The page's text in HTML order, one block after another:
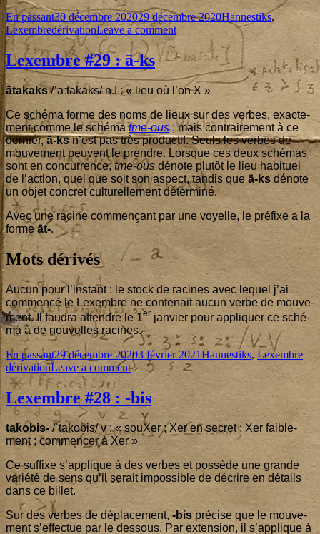
Format
En passantPublished
on
30 décembre 202029 décembre 2020Categories
Hannestiks,
LexembreTags
dérivationLeave a commenton
Lexembre
#30:
Lexembre #29: ā‑ks
āta­kaks/ˈaːtakaks/ n.I : « lieu où l’on X »
Ce sché­ma forme des noms de lieux sur des verbes, exac­te­
ment comme le sché­matme-ous; mais contrai­re­ment à ce
der­nier,ā‑ksn’est pas très pro­duc­tif. Seuls les verbes de
mou­ve­ment peuvent le prendre. Lorsque ces deux sché­mas
sont en concur­rence,tme-ousdénote plu­tôt le lieu habi­tuel
de l’ac­tion, quel que soit son aspect, tan­dis que ā‑ks dénote
un objet concret cultu­rel­le­ment déterminé.
Avec une racine com­men­çant par une voyelle, le pré­fixe a la
formeāt-.
Mots dérivés
Aucun pour l’ins­tant : le stock de racines avec lequel j’ai
com­men­cé le Lexembre ne conte­nait aucun verbe de mou­ve­
ment. Il fau­dra attendre le1er jan­vier pour appli­quer ce sché­
ma à de nou­velles racines.
Format
En passantPublished
on
29 décembre 20203 février 2021Categories
Hannestiks,Lexembre
dérivationLeave a commenton
Lexembre
# 29
ā‑ks
Lexembre #28: ‑bis
tako­bis-/ˈtakobis/ v : « souXer ; Xer en secret ; Xer fai­ble­
ment ; com­men­cer à Xer »
Ce suf­fixe s’ap­plique à des verbes et pos­sède une grande
varié­té de sens qu’il serait impos­sible de décrire en détails
dans ce billet.
Sur des verbes de dépla­ce­ment, -bis pré­cise que le mou­ve­
ment s’ef­fec­tue par le des­sous. Par exten­sion, il s’ap­plique à